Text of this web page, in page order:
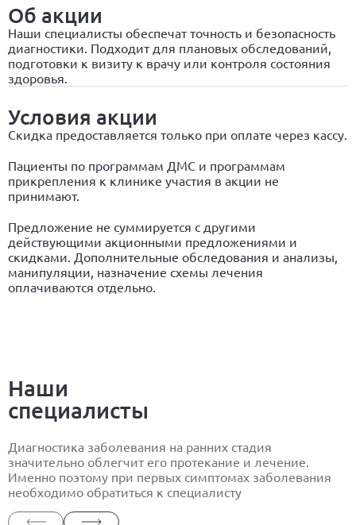
Об акции
Наши специалисты обеспечат точность и безопасность
диагностики. Подходит для плановых обследований,
подготовки к визиту к врачу или контроля состояния
здоровья.
Условия акции
Скидка предоставляется только при оплате через кассу.
Пациенты по программам ДМС и программам
прикрепления к клинике участия в акции не
принимают.
Предложение не суммируется с другими
действующими акционными предложениями и
скидками. Дополнительные обследования и анализы,
манипуляции, назначение схемы лечения
оплачиваются отдельно.
Наши
специалисты
Диагностика заболевания на ранних стадия
значительно облегчит его протекание и лечение.
Именно поэтому при первых симптомах заболевания
необходимо обратиться к специалисту